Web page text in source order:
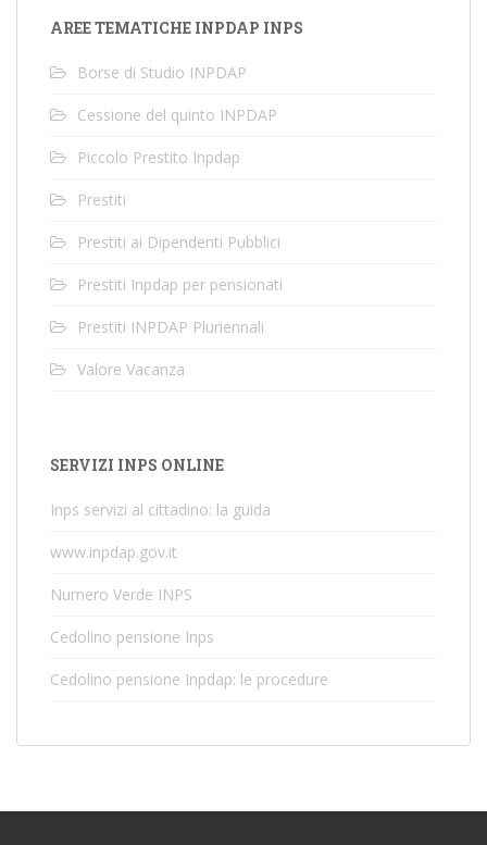
AREE TEMATICHE INPDAP INPS
Borse di Studio INPDAP
Cessione del quinto INPDAP
Piccolo Prestito Inpdap
Prestiti
Prestiti ai Dipendenti Pubblici
Prestiti Inpdap per pensionati
Prestiti INPDAP Pluriennali
Valore Vacanza
SERVIZI INPS ONLINE
Inps servizi al cittadino: la guida
www.inpdap.gov.it
Numero Verde INPS
Cedolino pensione Inps
Cedolino pensione Inpdap: le procedure